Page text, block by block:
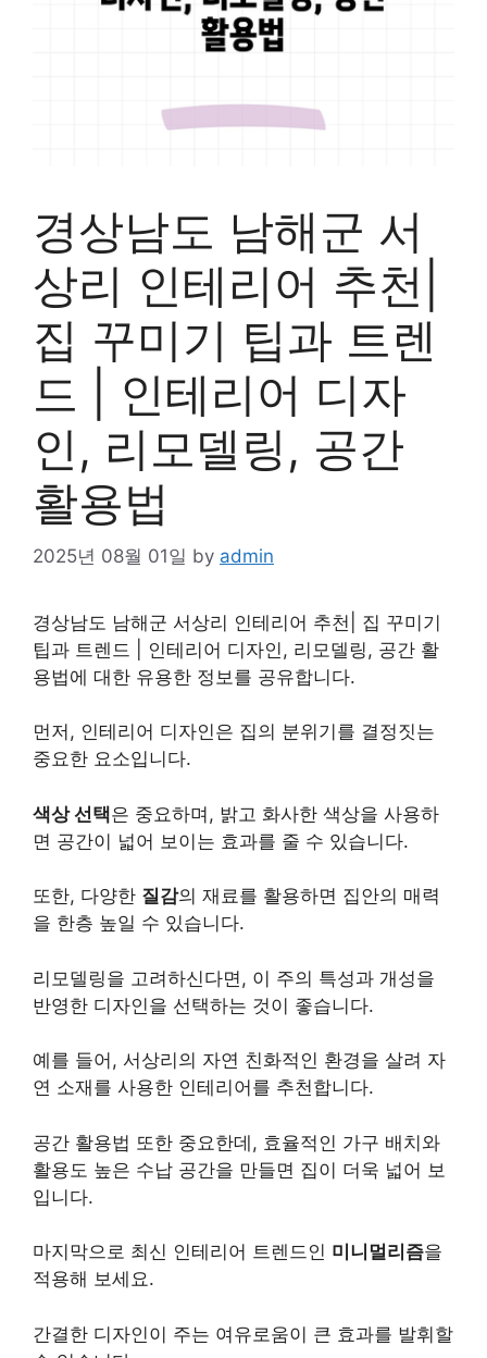
경상남도 남해군 서
상리 인테리어 추천|
집 꾸미기 팁과 트렌
드 | 인테리어 디자
인, 리모델링, 공간
활용법
2025년 08월 01일 by admin
경상남도 남해군 서상리 인테리어 추천| 집 꾸미기
팁과 트렌드 | 인테리어 디자인, 리모델링, 공간 활
용법에 대한 유용한 정보를 공유합니다.
먼저, 인테리어 디자인은 집의 분위기를 결정짓는
중요한 요소입니다.
색상 선택은 중요하며, 밝고 화사한 색상을 사용하
면 공간이 넓어 보이는 효과를 줄 수 있습니다.
또한, 다양한 질감의 재료를 활용하면 집안의 매력
을 한층 높일 수 있습니다.
리모델링을 고려하신다면, 이 주의 특성과 개성을
반영한 디자인을 선택하는 것이 좋습니다.
예를 들어, 서상리의 자연 친화적인 환경을 살려 자
연 소재를 사용한 인테리어를 추천합니다.
공간 활용법 또한 중요한데, 효율적인 가구 배치와
활용도 높은 수납 공간을 만들면 집이 더욱 넓어 보
입니다.
마지막으로 최신 인테리어 트렌드인 미니멀리즘을
적용해 보세요.
간결한 디자인이 주는 여유로움이 큰 효과를 발휘할